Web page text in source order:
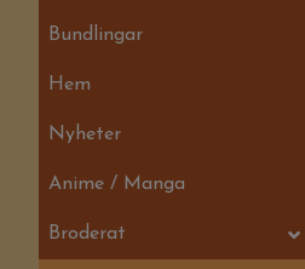
Bundlingar
Hem
Nyheter
Anime / Manga
Broderat